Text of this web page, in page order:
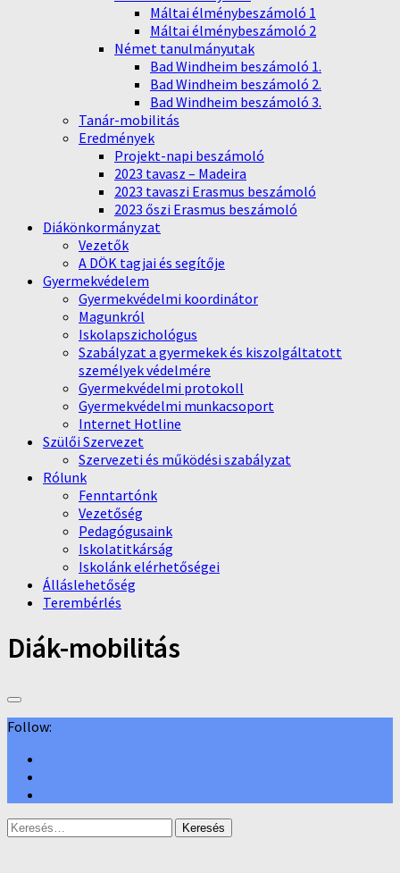
Máltai élménybeszámoló 1
Máltai élménybeszámoló 2
Német tanulmányutak
Bad Windheim beszámoló 1.
Bad Windheim beszámoló 2.
Bad Windheim beszámoló 3.
Tanár-mobilitás
Eredmények
Projekt-napi beszámoló
2023 tavasz – Madeira
2023 tavaszi Erasmus beszámoló
2023 őszi Erasmus beszámoló
Diákönkormányzat
Vezetők
A DÖK tagjai és segítője
Gyermekvédelem
Gyermekvédelmi koordinátor
Magunkról
Iskolapszichológus
Szabályzat a gyermekek és kiszolgáltatott
személyek védelmére
Gyermekvédelmi protokoll
Gyermekvédelmi munkacsoport
Internet Hotline
Szülői Szervezet
Szervezeti és működési szabályzat
Rólunk
Fenntartónk
Vezetőség
Pedagógusaink
Iskolatitkárság
Iskolánk elérhetőségei
Álláslehetőség
Terembérlés
Diák-mobilitás
Follow:
Keresés: